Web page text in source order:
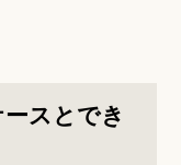
スとでき